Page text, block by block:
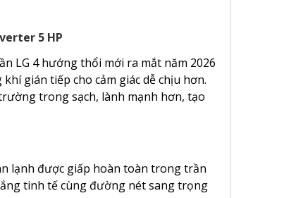
5 HP
LG 4 hướng thổi mới ra mắt năm 2026
gián tiếp cho cảm giác dễ chịu hơn.
trong sạch, lành mạnh hơn, tạo
lạnh được giấp hoàn toàn trong trần
tinh tế cùng đường nét sang trọng